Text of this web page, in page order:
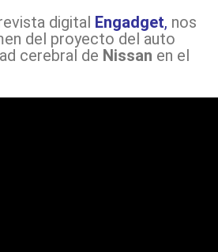
digital Engadget, nos
del proyecto del auto
cerebral de Nissan en el